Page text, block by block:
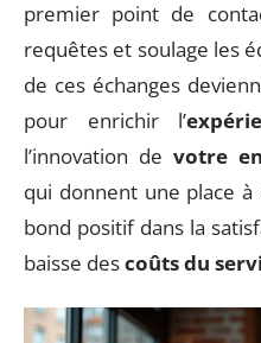
premier point de
requêtes et soulage les
de ces échanges
pour enrichir l’
l’innovation de votre
qui donnent une place à
bond positif dans la
baisse descoûts du